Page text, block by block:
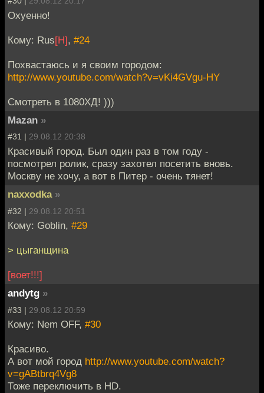
Охуенно!
Кому: Rus[H], #24
Похвастаюсь и я своим городом:
http://www.youtube.com/watch?v=vKi4GVgu-HY
Смотреть в 1080ХД! )))
Mazan »
#31 | 29.08.12 20:38
Красивый город. Был один раз в том году -
посмотрел ролик, сразу захотел посетить вновь.
Москву не хочу, а вот в Питер - очень тянет!
naxxodka »
#32 | 29.08.12 20:51
Кому: Goblin, #29
> цыганщина
[воет!!!]
andytg »
#33 | 29.08.12 20:59
Кому: Nem OFF, #30
Красиво.
А вот мой город http://www.youtube.com/watch?
v=gABtbrq4Vg8
Тоже переключить в HD.